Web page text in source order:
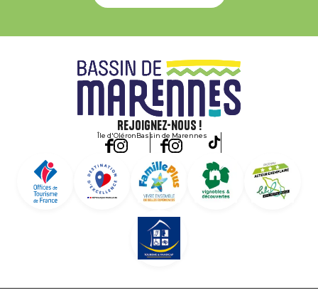
Rejoignez-nous !
Île d'OléronBassin de Marennes